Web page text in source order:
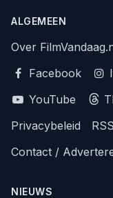
ALGEMEEN
Over
Facebook
YouTube
Privacybeleid
Contact /
NIEUWS